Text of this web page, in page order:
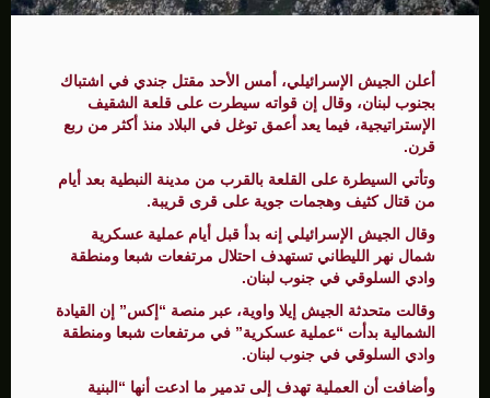
أعلن الجيش الإسرائيلي، أمس الأحد مقتل جندي في اشتباك
بجنوب لبنان، وقال إن قواته سيطرت على قلعة الشقيف
الإستراتيجية، فيما يعد أعمق توغل في البلاد منذ أكثر من ربع
قرن.
وتأتي السيطرة على القلعة بالقرب من مدينة النبطية بعد أيام
من قتال كثيف وهجمات جوية على قرى قريبة.
وقال الجيش الإسرائيلي إنه بدأ قبل أيام عملية عسكرية
شمال نهر الليطاني تستهدف احتلال مرتفعات شبعا ومنطقة
وادي السلوقي في جنوب لبنان.
وقالت متحدثة الجيش إيلا واوية، عبر منصة “إكس” إن القيادة
الشمالية بدأت “عملية عسكرية” في مرتفعات شبعا ومنطقة
وادي السلوقي في جنوب لبنان.
وأضافت أن العملية تهدف إلى تدمير ما ادعت أنها “البنية